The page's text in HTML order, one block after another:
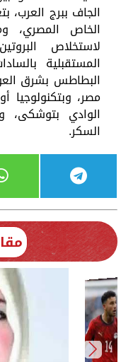
الجاف ببرج العرب،
الخاص المصري،
لاستخلاص
المستقبلية
البطاطس بشرق
مصر،
الوادي بتوشكى،
السكر.